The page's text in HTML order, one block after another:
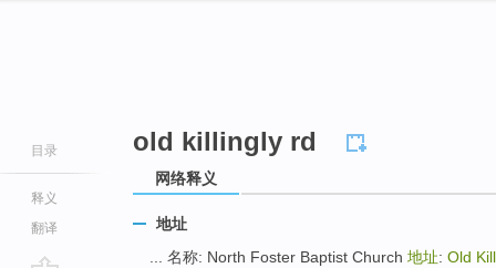
目录
释义
翻译
old killingly rd
网络释义
地址
... 名称: North Foster Baptist Church 地址: Old